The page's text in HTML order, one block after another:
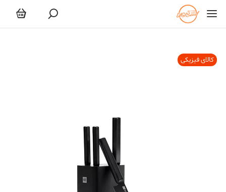
کالای فیزیکی